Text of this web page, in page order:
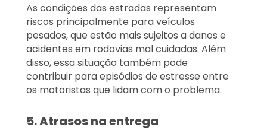
As condições das estradas representam
riscos principalmente para veículos
pesados, que estão mais sujeitos a danos e
acidentes em rodovias mal cuidadas. Além
disso, essa situação também pode
contribuir para episódios de estresse entre
os motoristas que lidam com o problema.
5. Atrasos na entrega